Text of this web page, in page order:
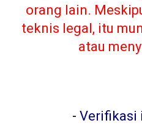
orang lain.
teknis legal, itu
atau
- Verifikasi